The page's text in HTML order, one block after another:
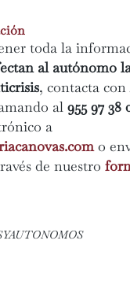
toda la
al autónomo
, contacta con
al 955 97 38
a
o
de nuestro